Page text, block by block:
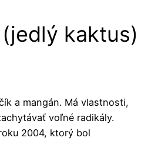
kaktus)
a mangán. Má vlastnosti,
voľné radikály.
2004, ktorý bol